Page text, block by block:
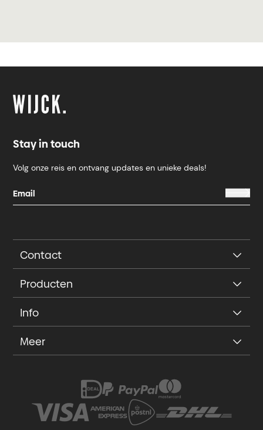
Stay in touch
Volg onze reis en ontvang updates en unieke deals!
Contact
Producten
Info
Meer